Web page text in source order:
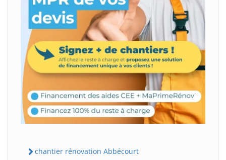
chantier rénovation Abbécourt